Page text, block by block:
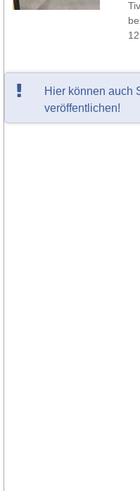
Hier können auch
veröffentlichen!